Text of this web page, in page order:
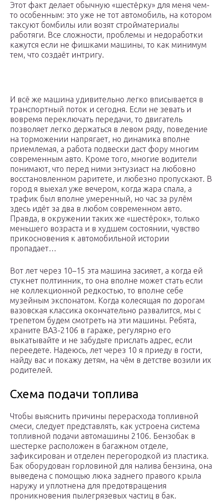
Этот факт делает обычную «шестёрку» для меня чем-
то особенным: это уже не тот автомобиль, на котором
таксуют бомбилы или возят стройматериалы
работяги. Все сложности, проблемы и недоработки
кажутся если не фишками машины, то как минимум
тем, что создаёт интригу.
И всё же машина удивительно легко вписывается в
транспортный поток и сегодня. Если не зевать и
вовремя переключать передачи, то двигатель
позволяет легко держаться в левом ряду, поведение
на торможении напрягает, но динамика вполне
приемлемая, а работа подвески даст фору многим
современным авто. Кроме того, многие водители
понимают, что перед ними энтузиаст на любовно
восстановленном раритете, и любезно пропускают. В
город я выехал уже вечером, когда жара спала, а
трафик был вполне умеренный, но час за рулём
здесь идёт за два в любом современном авто.
Правда, в окружении таких же «шестёрок», только
меньшего возраста и в худшем состоянии, чувство
прикосновения к автомобильной истории
пропадает…
Вот лет через 10–15 эта машина засияет, а когда ей
стукнет полтинник, то она вполне может стать если
не коллекционной редкостью, то вполне себе
музейным экспонатом. Когда колесящая по дорогам
вазовская классика окончательно развалится, мы с
трепетом будем смотреть на эти машины. Ребята,
храните ВАЗ-2106 в гараже, регулярно его
выкатывайте и не забудьте прислать адрес, если
переедете. Надеюсь, лет через 10 я приеду в гости,
найду вас и покажу детям, на чём в детстве возили их
родителей.
Схема подачи топлива
Чтобы выяснить причины перерасхода топливной
смеси, следует представлять, как устроена система
топливной подачи автомашины 2106. Бензобак в
шестерке расположен в багажном отделе,
зафиксирован и отделен перегородкой из пластика.
Бак оборудован горловиной для налива бензина, она
выведена с помощью люка заднего правого крыла
наружу и уплотнена для предотвращения
проникновения пылегрязевых частиц в бак.